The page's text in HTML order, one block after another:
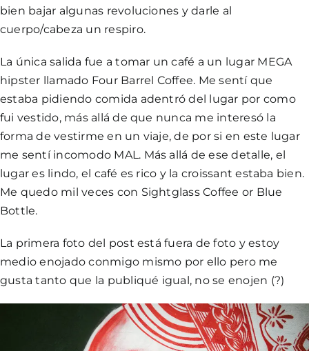
bien bajar algunas revoluciones y darle al
cuerpo/cabeza un respiro.
La única salida fue a tomar un café a un lugar MEGA
hipster llamado Four Barrel Coffee. Me sentí que
estaba pidiendo comida adentró del lugar por como
fui vestido, más allá de que nunca me interesó la
forma de vestirme en un viaje, de por si en este lugar
me sentí incomodo MAL. Más allá de ese detalle, el
lugar es lindo, el café es rico y la croissant estaba bien.
Me quedo mil veces con Sightglass Coffee or Blue
Bottle.
La primera foto del post está fuera de foto y estoy
medio enojado conmigo mismo por ello pero me
gusta tanto que la publiqué igual, no se enojen (?)